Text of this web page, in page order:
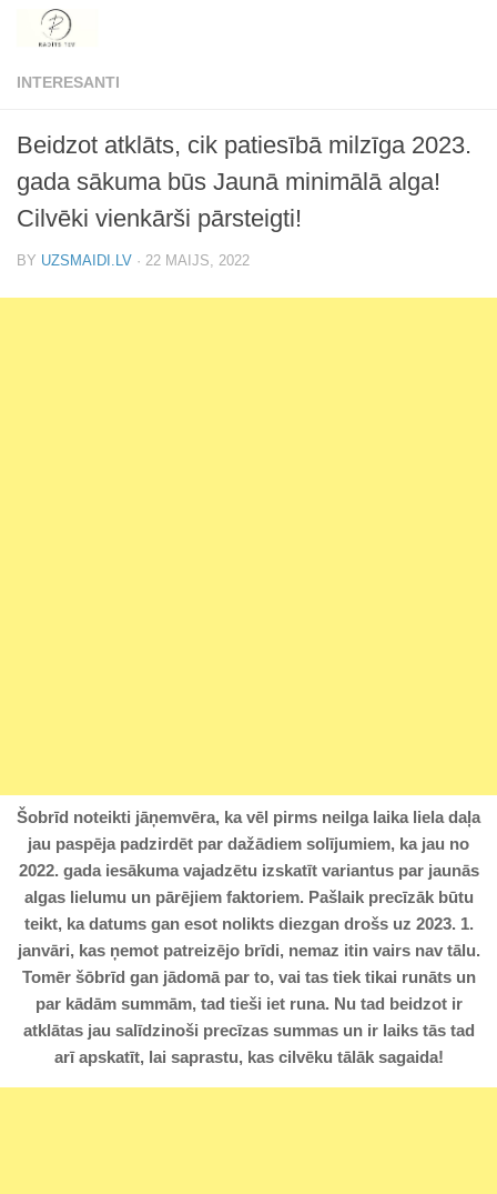
Skip to content
INTERESANTI
Beidzot atklāts, cik patiesībā milzīga 2023.
gada sākuma būs Jaunā minimālā alga!
Cilvēki vienkārši pārsteigti!
BY UZSMAIDI.LV · 22 MAIJS, 2022
Šobrīd noteikti jāņemvēra, ka vēl pirms neilga laika liela daļa
jau paspēja padzirdēt par dažādiem solījumiem, ka jau no
2022. gada iesākuma vajadzētu izskatīt variantus par jaunās
algas lielumu un pārējiem faktoriem. Pašlaik precīzāk būtu
teikt, ka datums gan esot nolikts diezgan drošs uz 2023. 1.
janvāri, kas ņemot patreizējo brīdi, nemaz itin vairs nav tālu.
Tomēr šōbrīd gan jādomā par to, vai tas tiek tikai runāts un
par kādām summām, tad tieši iet runa. Nu tad beidzot ir
atklātas jau salīdzinoši precīzas summas un ir laiks tās tad
arī apskatīt, lai saprastu, kas cilvēku tālāk sagaida!